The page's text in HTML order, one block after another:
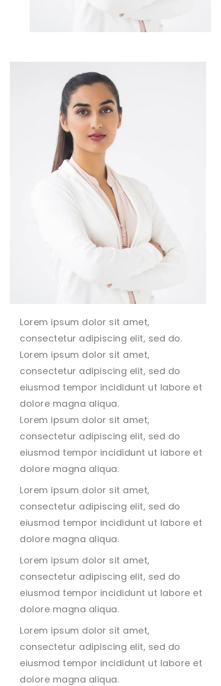
Lorem ipsum dolor sit amet,
consectetur adipiscing elit, sed do.
Lorem ipsum dolor sit amet,
consectetur adipiscing elit, sed do
eiusmod tempor incididunt ut labore et
dolore magna aliqua.
Lorem ipsum dolor sit amet,
consectetur adipiscing elit, sed do
eiusmod tempor incididunt ut labore et
dolore magna aliqua.
Lorem ipsum dolor sit amet,
consectetur adipiscing elit, sed do
eiusmod tempor incididunt ut labore et
dolore magna aliqua.
Lorem ipsum dolor sit amet,
consectetur adipiscing elit, sed do
eiusmod tempor incididunt ut labore et
dolore magna aliqua.
Lorem ipsum dolor sit amet,
consectetur adipiscing elit, sed do
eiusmod tempor incididunt ut labore et
dolore magna aliqua.